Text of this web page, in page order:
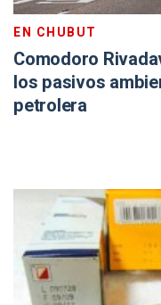
EN CHUBUT
Comodoro
los pasivos
petrolera